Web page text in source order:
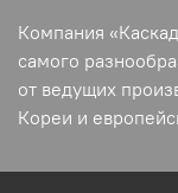
Компания
самого
от ведущих
Кореи и